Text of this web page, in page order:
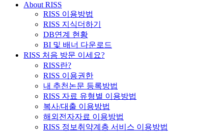
About RISS
RISS 이용방법
RISS 지식더하기
DB연계 현황
BI 및 배너 다운로드
RISS 처음 방문 이세요?
RISS란?
RISS 이용권한
내 추천논문 등록방법
RISS 자료 유형별 이용방법
복사/대출 이용방법
해외전자자료 이용방법
RISS 정보취약계층 서비스 이용방법